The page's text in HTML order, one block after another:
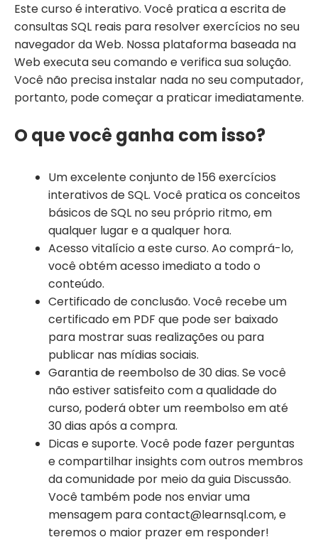
Este curso é interativo. Você pratica a escrita de
consultas SQL reais para resolver exercícios no seu
navegador da Web. Nossa plataforma baseada na
Web executa seu comando e verifica sua solução.
Você não precisa instalar nada no seu computador,
portanto, pode começar a praticar imediatamente.
O que você ganha com isso?
Um excelente conjunto de 156 exercícios
interativos de SQL. Você pratica os conceitos
básicos de SQL no seu próprio ritmo, em
qualquer lugar e a qualquer hora.
Acesso vitalício a este curso. Ao comprá-lo,
você obtém acesso imediato a todo o
conteúdo.
Certificado de conclusão. Você recebe um
certificado em PDF que pode ser baixado
para mostrar suas realizações ou para
publicar nas mídias sociais.
Garantia de reembolso de 30 dias. Se você
não estiver satisfeito com a qualidade do
curso, poderá obter um reembolso em até
30 dias após a compra.
Dicas e suporte. Você pode fazer perguntas
e compartilhar insights com outros membros
da comunidade por meio da guia Discussão.
Você também pode nos enviar uma
mensagem para contact@learnsql.com, e
teremos o maior prazer em responder!